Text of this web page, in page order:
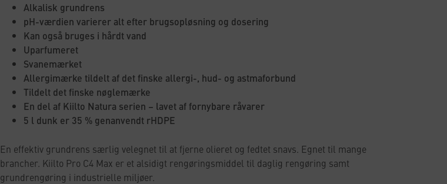
Alkalisk grundrens
pH-værdien varierer alt efter brugsopløsning og dosering
Kan også bruges i hårdt vand
Uparfumeret
Svanemærket
Allergimærke tildelt af det finske allergi-, hud- og astmaforbund
Tildelt det finske nøglemærke
En del af Kiilto Natura serien – lavet af fornybare råvarer
5 l dunk er 35 % genanvendt rHDPE
En effektiv grundrens særlig velegnet til at fjerne olieret og fedtet snavs. Egnet til mange
brancher. Kiilto Pro C4 Max er et alsidigt rengøringsmiddel til daglig rengøring samt
grundrengøring i industrielle miljøer.